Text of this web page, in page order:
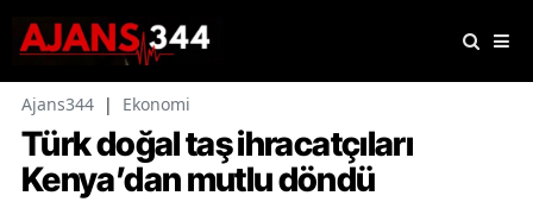
Ajans344 | Ekonomi
Türk doğal taş ihracatçıları
Kenya’dan mutlu döndü